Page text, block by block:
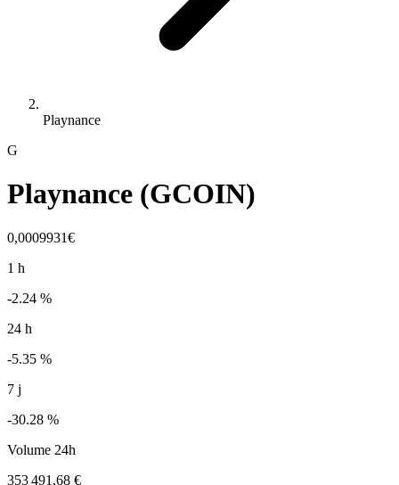
Playnance
G
Playnance (GCOIN)
0,0009931€
1 h
-2.24 %
24 h
-5.35 %
7 j
-30.28 %
Volume 24h
353 491,68 €